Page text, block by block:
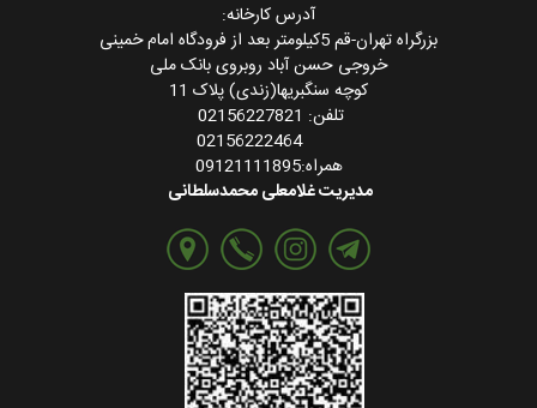
آدرس کارخانه:
بزرگراه تهران-قم 5کیلومتر بعد از فرودگاه امام خمینی
خروجی حسن آباد روبروی بانک ملی
کوچه سنگبریها(زندی) پلاک 11
تلفن: 02156227821
02156222464
همراه:09121111895
مدیریت غلامعلی محمدسلطانی